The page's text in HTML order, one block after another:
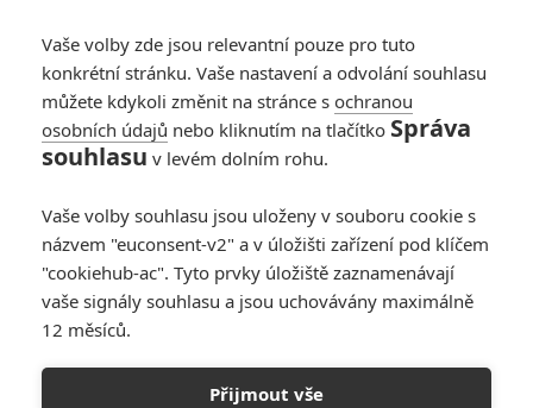
Stieg Larson, Kepler, Jo Nesbø či Jussi Adler-Olsen jsou
hvězdami severské detektivky, které milují čtenáři i u
Vaše volby zde jsou relevantní pouze pro tuto
konkrétní stránku. Vaše nastavení a odvolání souhlasu
můžete kdykoli změnit na stránce s ochranou
osobních údajů nebo kliknutím na tlačítko Správa
souhlasu v levém dolním rohu.
Vaše volby souhlasu jsou uloženy v souboru cookie s
názvem "euconsent-v2" a v úložišti zařízení pod klíčem
"cookiehub-ac". Tyto prvky úložiště zaznamenávají
vaše signály souhlasu a jsou uchovávány maximálně
12 měsíců.
Přijmout vše